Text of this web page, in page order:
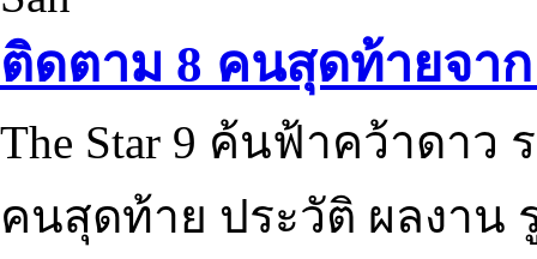
ติดตาม 8 คนสุดท้ายจาก
The Star 9 ค้นฟ้าคว้าดาว
คนสุดท้าย ประวัติ ผลงาน